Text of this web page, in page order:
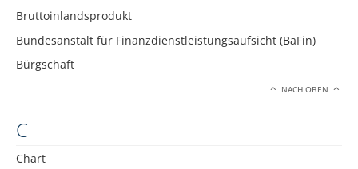
Bruttoinlandsprodukt
Bundesanstalt für Finanzdienstleistungsaufsicht (BaFin)
Bürgschaft
NACH OBEN
C
Chart